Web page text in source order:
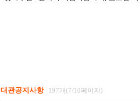
대관공지사항 197개(7/10페이지)